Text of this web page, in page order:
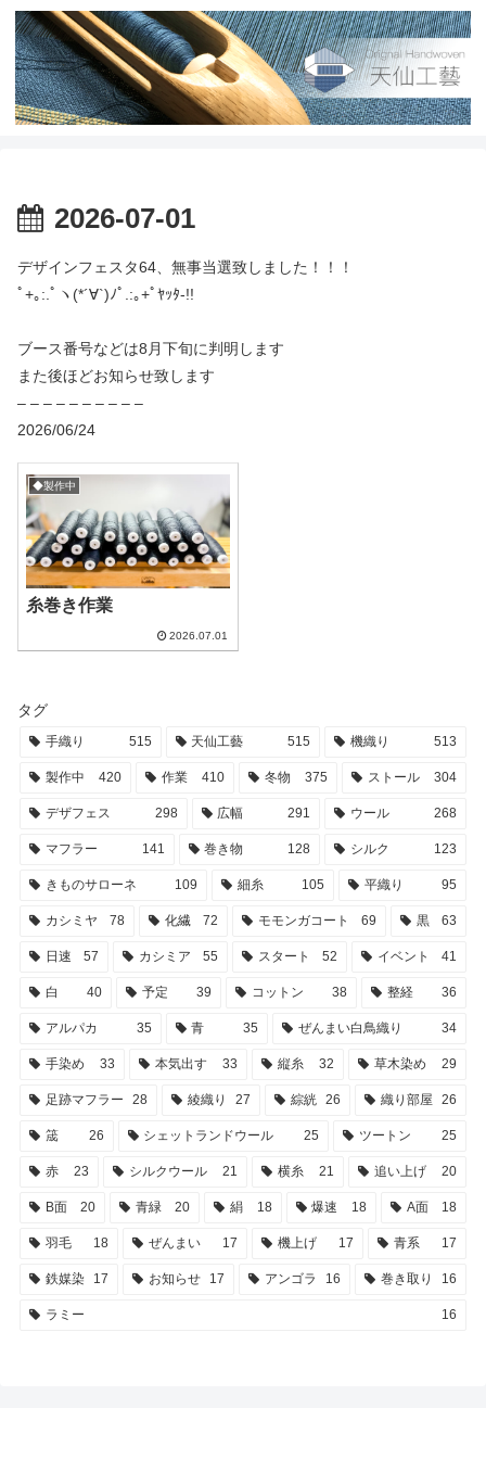
2026-07-01
デザインフェスタ64、無事当選致しました！！！
ﾟ+｡:.ﾟヽ(*´∀`)ﾉﾟ.:｡+ﾟﾔｯﾀ-!!
ブース番号などは8月下旬に判明します
また後ほどお知らせ致します
– – – – – – – – – –
2026/06/24
◆製作中
糸巻き作業
2026.07.01
タグ
手織り 515 天仙工藝 515 機織り 513
製作中 420 作業 410 冬物 375 ストール 304
デザフェス 298 広幅 291 ウール 268
マフラー 141 巻き物 128 シルク 123
きものサローネ 109 細糸 105 平織り 95
カシミヤ 78 化繊 72 モモンガコート 69 黒 63
日速 57 カシミア 55 スタート 52 イベント 41
白 40 予定 39 コットン 38 整経 36
アルパカ 35 青 35 ぜんまい白鳥織り 34
手染め 33 本気出す 33 縦糸 32 草木染め 29
足跡マフラー 28 綾織り 27 綜絖 26 織り部屋 26
筬 26 シェットランドウール 25 ツートン 25
赤 23 シルクウール 21 横糸 21 追い上げ 20
B面 20 青緑 20 絹 18 爆速 18 A面 18
羽毛 18 ぜんまい 17 機上げ 17 青系 17
鉄媒染 17 お知らせ 17 アンゴラ 16 巻き取り 16
ラミー 16